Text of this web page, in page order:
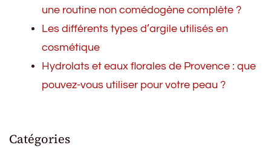
une routine non comédogène complète ?
Les différents types d’argile utilisés en
cosmétique
Hydrolats et eaux florales de Provence : que
pouvez-vous utiliser pour votre peau ?
Catégories